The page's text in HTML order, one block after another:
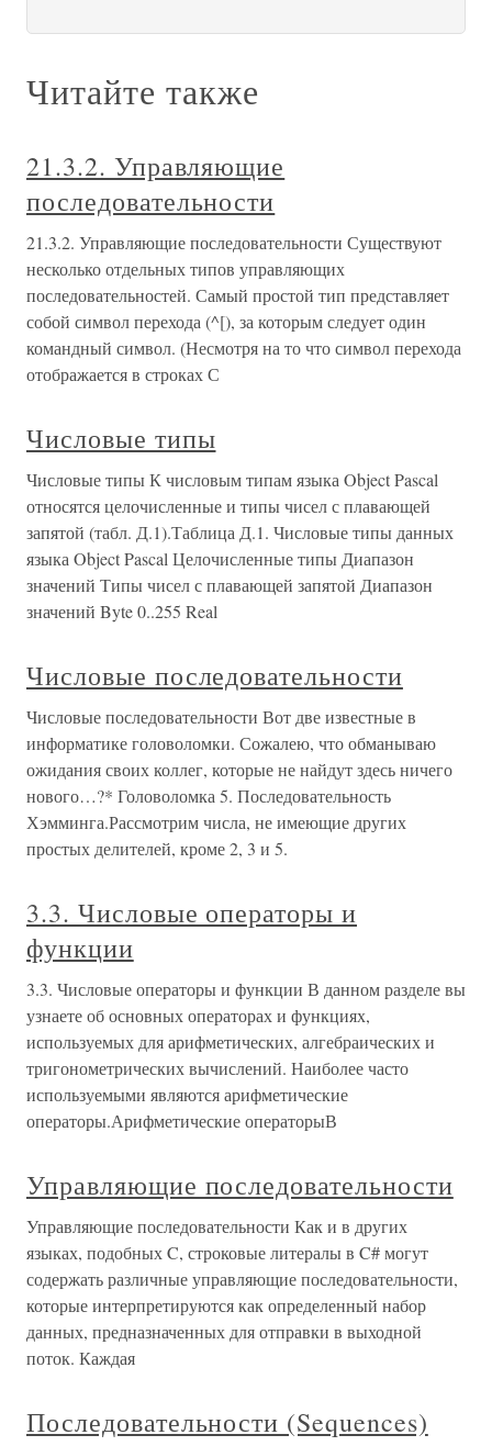
Читайте также
21.3.2. Управляющие
последовательности
21.3.2. Управляющие последовательности Существуют
несколько отдельных типов управляющих
последовательностей. Самый простой тип представляет
собой символ перехода (^[), за которым следует один
командный символ. (Несмотря на то что символ перехода
отображается в строках С
Числовые типы
Числовые типы К числовым типам языка Object Pascal
относятся целочисленные и типы чисел с плавающей
запятой (табл. Д.1).Таблица Д.1. Числовые типы данных
языка Object Pascal Целочисленные типы Диапазон
значений Типы чисел с плавающей запятой Диапазон
значений Byte 0..255 Real
Числовые последовательности
Числовые последовательности Вот две известные в
информатике головоломки. Сожалею, что обманываю
ожидания своих коллег, которые не найдут здесь ничего
нового…?* Головоломка 5. Последовательность
Хэмминга.Рассмотрим числа, не имеющие других
простых делителей, кроме 2, 3 и 5.
3.3. Числовые операторы и
функции
3.3. Числовые операторы и функции В данном разделе вы
узнаете об основных операторах и функциях,
используемых для арифметических, алгебраических и
тригонометрических вычислений. Наиболее часто
используемыми являются арифметические
операторы.Арифметические операторыВ
Управляющие последовательности
Управляющие последовательности Как и в других
языках, подобных C, строковые литералы в C# могут
содержать различные управляющие последовательности,
которые интерпретируются как определенный набор
данных, предназначенных для отправки в выходной
поток. Каждая
Последовательности (Sequences)